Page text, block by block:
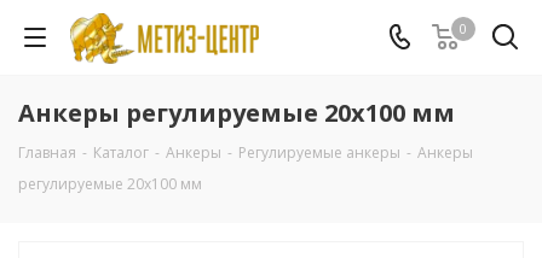
0
Анкеры регулируемые 20х100 мм
Главная - Каталог - Анкеры - Регулируемые анкеры - Анкеры
регулируемые 20х100 мм